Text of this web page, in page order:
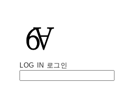
LOG IN 로그인